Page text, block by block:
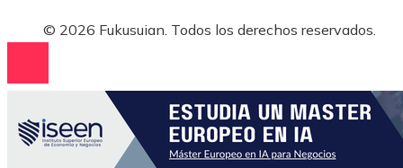
© 2026 Fukusuian. Todos los derechos reservados.